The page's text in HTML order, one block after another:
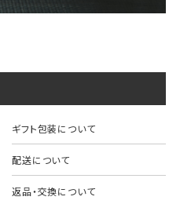
ギフト包装について
配送について
返品・交換について